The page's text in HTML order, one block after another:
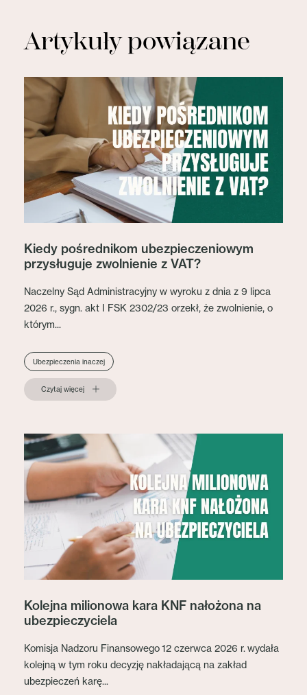
Artykuły powiązane
Kiedy pośrednikom ubezpieczeniowym
przysługuje zwolnienie z VAT?
Naczelny Sąd Administracyjny w wyroku z dnia z 9 lipca
2026 r., sygn. akt I FSK 2302/23 orzekł, że zwolnienie, o
którym...
Ubezpieczenia inaczej
Czytaj więcej
Kolejna milionowa kara KNF nałożona na
ubezpieczyciela
Komisja Nadzoru Finansowego 12 czerwca 2026 r. wydała
kolejną w tym roku decyzję nakładającą na zakład
ubezpieczeń karę...